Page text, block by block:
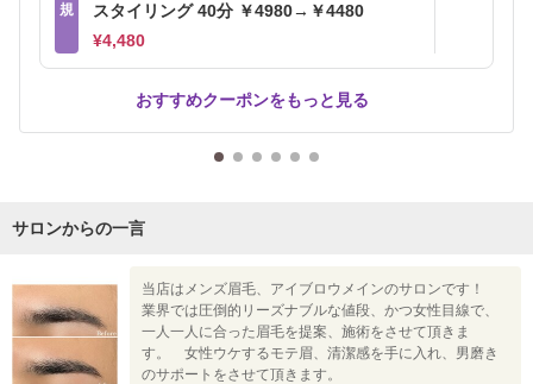
規
スタイリング 40分 ￥4980→￥4480
¥4,480
おすすめクーポンをもっと見る
サロンからの一言
当店はメンズ眉毛、アイブロウメインのサロンです！
業界では圧倒的リーズナブルな値段、かつ女性目線で、
一人一人に合った眉毛を提案、施術をさせて頂きま
す。 女性ウケするモテ眉、清潔感を手に入れ、男磨き
のサポートをさせて頂きます。